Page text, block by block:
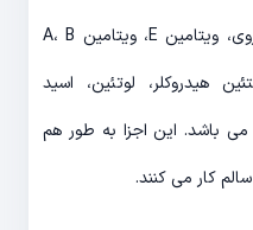
شامل کلاژن دریایی، ویتامین C، روی، ویتامین E، ویتامین A، B
هیدروکلر، لوتئین، اسید
باشد. این اجزا به طور هم
کار می کنند.